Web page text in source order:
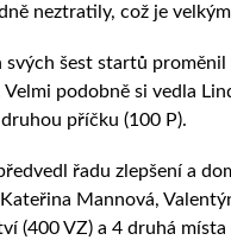
neztratily, což je
šest startů
podobně si vedla
příčku (100 P).
řadu zlepšení a
Mannová,
(400 VZ) a 4 druhá